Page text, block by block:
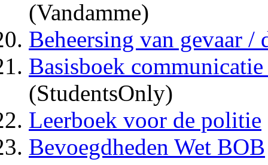
(Vandamme)
Beheersing van gevaar /
Basisboek
(StudentsOnly)
Leerboek voor de politie
Bevoegdheden Wet BOB